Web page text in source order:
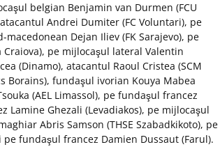
belgian Benjamin van Durmen (FCU
Andrei Dumiter (FC Voluntari), pe
Dejan Iliev (FK Sarajevo), pe
pe mijlocaşul lateral Valentin
(Dinamo), atacantul Raoul Cristea (SCM
Borains), fundaşul ivorian Kouya Mabea
(AEL Limassol), pe fundaşul francez
Lamine Ghezali (Levadiakos), pe mijlocaşul
Abris Samson (THSE Szabadkikoto), pe
fundaşul francez Damien Dussaut (Farul).